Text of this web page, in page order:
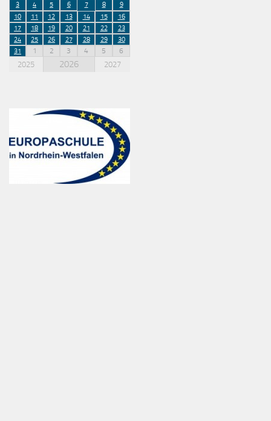
3
4 5 6 7 8
9
10
11 12 13 14 15
16
17
18 19 20 21 22
23
24
25 26 27 28 29
30
31
1 2 3 4 5 6
2025 2026 2027